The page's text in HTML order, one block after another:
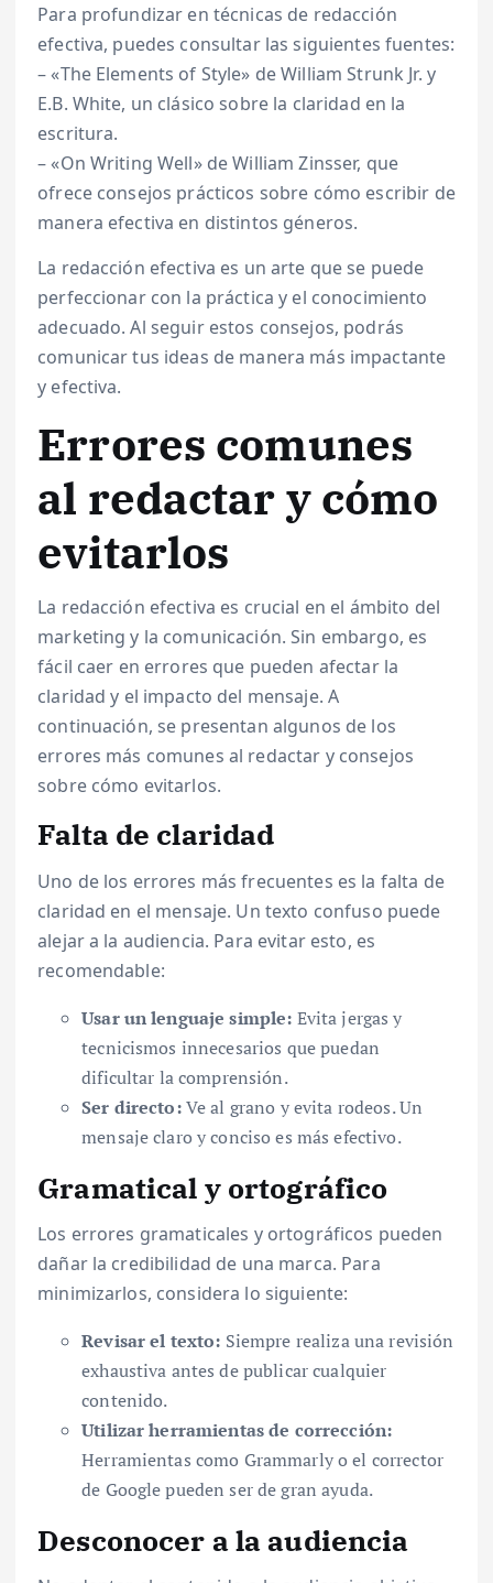
Para profundizar en técnicas de redacción
efectiva, puedes consultar las siguientes fuentes:
– «The Elements of Style» de William Strunk Jr. y
E.B. White, un clásico sobre la claridad en la
escritura.
– «On Writing Well» de William Zinsser, que
ofrece consejos prácticos sobre cómo escribir de
manera efectiva en distintos géneros.
La redacción efectiva es un arte que se puede
perfeccionar con la práctica y el conocimiento
adecuado. Al seguir estos consejos, podrás
comunicar tus ideas de manera más impactante
y efectiva.
Errores comunes
al redactar y cómo
evitarlos
La redacción efectiva es crucial en el ámbito del
marketing y la comunicación. Sin embargo, es
fácil caer en errores que pueden afectar la
claridad y el impacto del mensaje. A
continuación, se presentan algunos de los
errores más comunes al redactar y consejos
sobre cómo evitarlos.
Falta de claridad
Uno de los errores más frecuentes es la falta de
claridad en el mensaje. Un texto confuso puede
alejar a la audiencia. Para evitar esto, es
recomendable:
Usar un lenguaje simple: Evita jergas y
tecnicismos innecesarios que puedan
dificultar la comprensión.
Ser directo:Ve al grano y evita rodeos. Un
mensaje claro y conciso es más efectivo.
Gramatical y ortográfico
Los errores gramaticales y ortográficos pueden
dañar la credibilidad de una marca. Para
minimizarlos, considera lo siguiente:
Revisar el texto: Siempre realiza una revisión
exhaustiva antes de publicar cualquier
contenido.
Utilizar herramientas de corrección:
Herramientas como Grammarly o el corrector
de Google pueden ser de gran ayuda.
Desconocer a la audiencia